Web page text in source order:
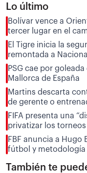
Lo último
Bolívar vence a
tercer lugar en el
El Tigre inicia la
remontada a
PSG cae por
Mallorca de España
Martins descarta
de gerente o
FIFA presenta una
privatizar los torneos
FBF anuncia a
fútbol y metodología
También te